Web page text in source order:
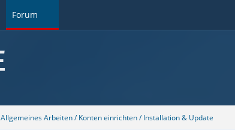
Forum
Allgemeines Arbeiten / Konten einrichten / Installation & Update